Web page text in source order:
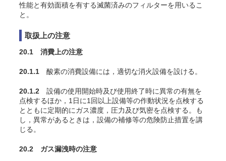
性能と有効面積を有する滅菌済みのフィルターを用いるこ
と。
取扱上の注意
20.1 消費上の注意
20.1.1 酸素の消費設備には，適切な消火設備を設ける。
20.1.2 設備の使用開始時及び使用終了時に異常の有無を
点検するほか，1日に1回以上設備等の作動状況を点検する
とともに定期的にガス濃度，圧力及び気密を点検する。も
し，異常があるときは，設備の補修等の危険防止措置を講
じる。
20.2 ガス漏洩時の注意